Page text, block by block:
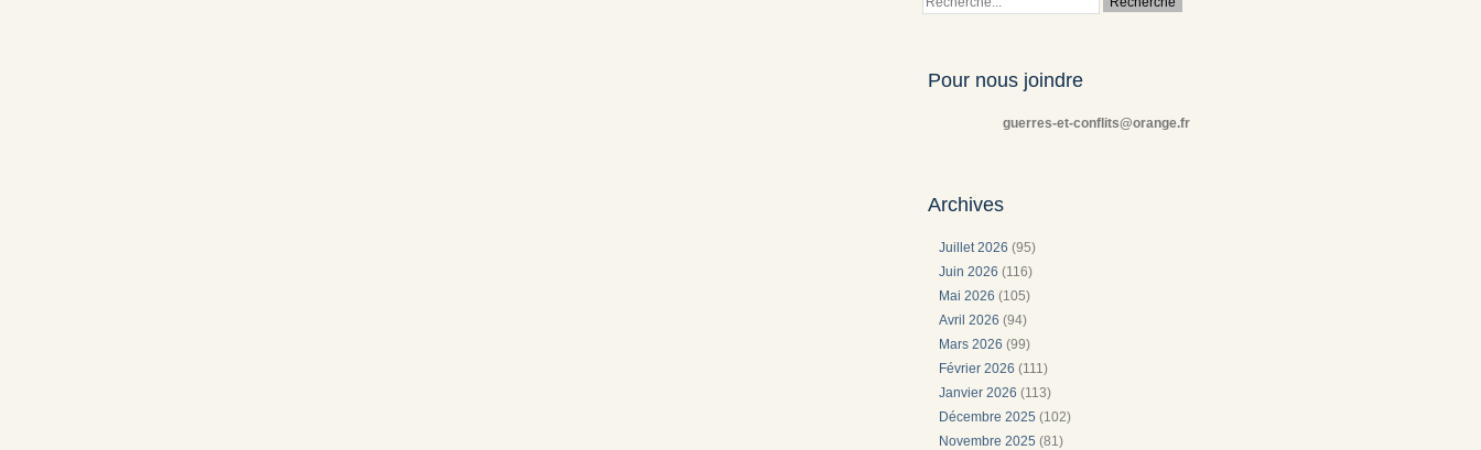
Pour nous joindre
guerres-et-conflits@orange.fr
Archives
Juillet 2026 (95)
Juin 2026 (116)
Mai 2026 (105)
Avril 2026 (94)
Mars 2026 (99)
Février 2026 (111)
Janvier 2026 (113)
Décembre 2025 (102)
Novembre 2025 (81)